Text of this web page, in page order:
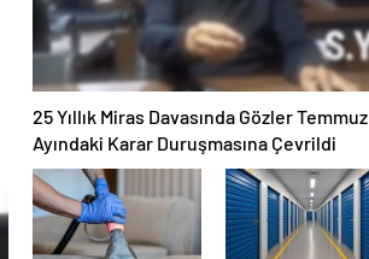
25 Yıllık Miras Davasında Gözler Temmuz
Ayındaki Karar Duruşmasına Çevrildi